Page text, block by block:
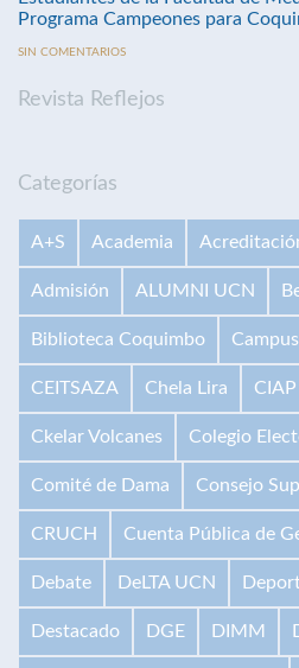
Programa Campeones para
SIN COMENTARIOS
Revista Reflejos
Categorías
A+S Academia
Admisión ALUMNI UCN
Biblioteca Coquimbo
CEITSAZA Chela Lira CIAP
Ckelar Volcanes Colegio
Comité de Dama Consejo
CRUCH Cuenta Pública de
Debate DeLTA UCN
Destacado DGE DIMM